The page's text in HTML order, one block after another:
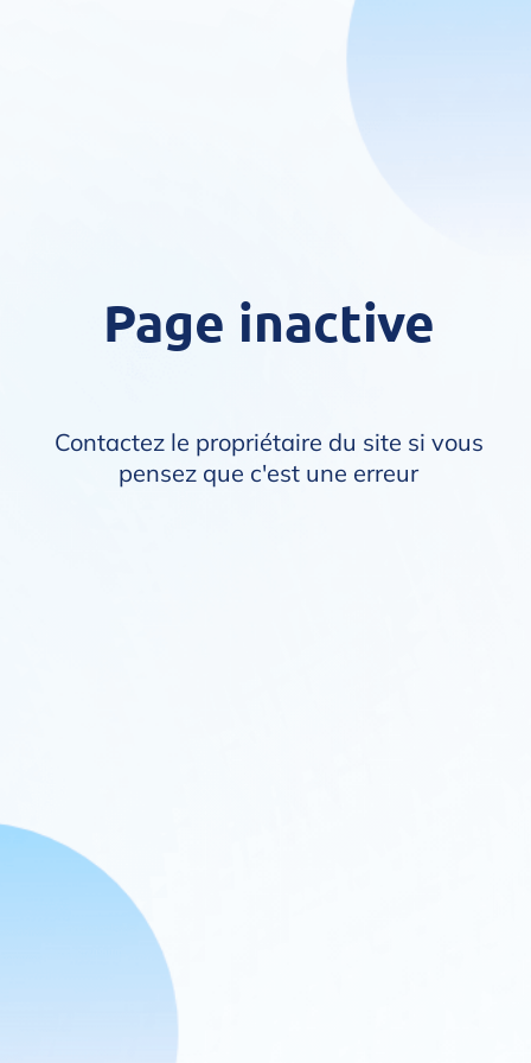
Page inactive
Contactez le propriétaire du site si vous
pensez que c'est une erreur